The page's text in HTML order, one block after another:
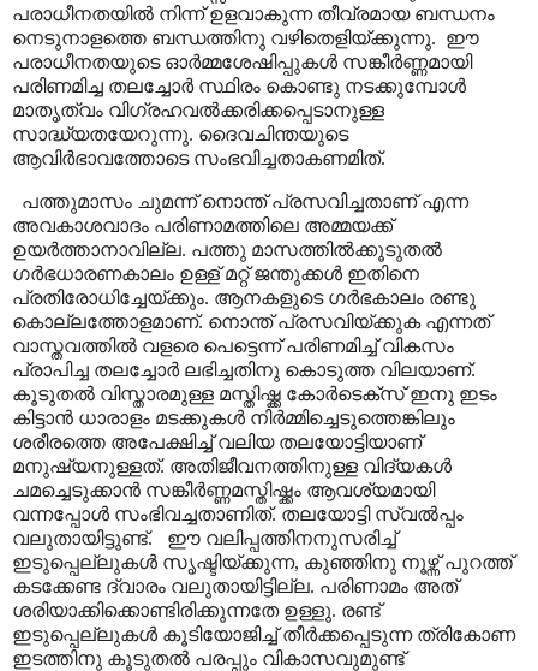
പരാധീനതയിൽ നിന്ന് ഉളവാകുന്ന തീവ്രമായ ബന്ധനം
നെടുനാളത്തെ ബന്ധത്തിനു വഴിതെളിയ്ക്കുന്നു. ഈ
പരാധീനതയുടെ ഓർമ്മശേഷിപ്പുകൾ സങ്കീർണ്ണമായി
പരിണമിച്ച തലച്ചോർ സ്ഥിരം കൊണ്ടു നടക്കുമ്പോൾ
മാതൃത്വം വിഗ്രഹവൽക്കരിക്കപ്പെടാനുള്ള
സാദ്ധ്യതയേറുന്നു. ദൈവചിന്തയുടെ
ആവിർഭാവത്തോടെ സംഭവിച്ചതാകണമിത്.
പത്തുമാസം ചുമന്ന് നൊന്ത് പ്രസവിച്ചതാണ് എന്ന
അവകാശവാദം പരിണാമത്തിലെ അമ്മയക്ക്
ഉയർത്താനാവില്ല. പത്തു മാസത്തിൽക്കൂടുതൽ
ഗർഭധാരണകാലം ഉള്ള് മറ്റ് ജന്തുക്കൾ ഇതിനെ
പ്രതിരോധിച്ചേയ്ക്കും. ആനകളുടെ ഗർഭകാലം രണ്ടു
കൊല്ലത്തോളമാണ്. നൊന്ത് പ്രസവിയ്ക്കുക എന്നത്
വാസ്തവത്തിൽ വളരെ പെട്ടെന്ന് പരിണമിച്ച് വികസം
പ്രാപിച്ച തലച്ചോർ ലഭിച്ചതിനു കൊടുത്ത വിലയാണ്.
കൂടുതൽ വിസ്താരമുള്ള മസ്തിഷ്ക്ക കോർടെക്സ് ഇനു ഇടം
കിട്ടാൻ ധാരാളം മടക്കുകൾ നിർമ്മിച്ചെടുത്തെങ്കിലും
ശരീരത്തെ അപേക്ഷിച്ച് വലിയ തലയോട്ടിയാണ്
മനുഷ്യനുള്ളത്. അതിജീവനത്തിനുള്ള വിദ്യകൾ
ചമച്ചെടുക്കാൻ സങ്കീർണ്ണമസ്തിഷ്ക്കം ആവശ്യമായി
വന്നപ്പോൾ സംഭിവച്ചതാണിത്. തലയോട്ടി സ്വൽപ്പം
വലുതായിട്ടുണ്ട്.
ഈ വലിപ്പത്തിനനുസരിച്ച്
ഇടുപ്പെല്ലുകൾ സൃഷ്ടിയ്ക്കുന്ന, കുഞ്ഞിനു നൂഴ്ന്ന് പുറത്ത്
കടക്കേണ്ട ദ്വാരം വലുതായിട്ടില്ല. പരിണാമം അത്
ശരിയാക്കിക്കൊണ്ടിരിക്കുന്നതേ ഉള്ളു. രണ്ട്
ഇടുപ്പെല്ലുകൾ കൂടിയോജിച്ച് തീർക്കപ്പെടുന്ന ത്രികോണ
ഇടത്തിനു കൂടുതൽ പരപ്പും വികാസവുമുണ്ട്